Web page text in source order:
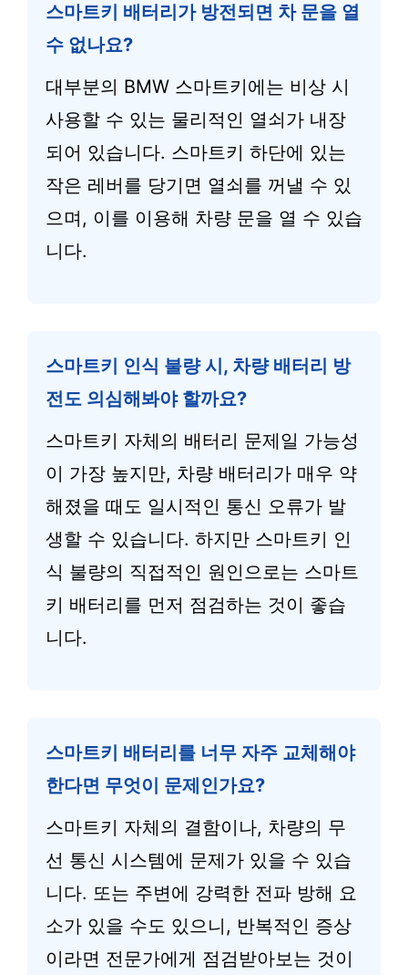
스마트키 배터리가 방전되면 차 문을 열
수 없나요?
대부분의 BMW 스마트키에는 비상 시
사용할 수 있는 물리적인 열쇠가 내장
되어 있습니다. 스마트키 하단에 있는
작은 레버를 당기면 열쇠를 꺼낼 수 있
으며, 이를 이용해 차량 문을 열 수 있습
니다.
스마트키 인식 불량 시, 차량 배터리 방
전도 의심해봐야 할까요?
스마트키 자체의 배터리 문제일 가능성
이 가장 높지만, 차량 배터리가 매우 약
해졌을 때도 일시적인 통신 오류가 발
생할 수 있습니다. 하지만 스마트키 인
식 불량의 직접적인 원인으로는 스마트
키 배터리를 먼저 점검하는 것이 좋습
니다.
스마트키 배터리를 너무 자주 교체해야
한다면 무엇이 문제인가요?
스마트키 자체의 결함이나, 차량의 무
선 통신 시스템에 문제가 있을 수 있습
니다. 또는 주변에 강력한 전파 방해 요
소가 있을 수도 있으니, 반복적인 증상
이라면 전문가에게 점검받아보는 것이